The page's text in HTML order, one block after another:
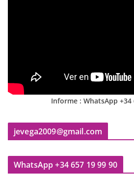
Informe : WhatsApp +34
jevega2009@gmail.com
WhatsApp +34 657 19 99 90